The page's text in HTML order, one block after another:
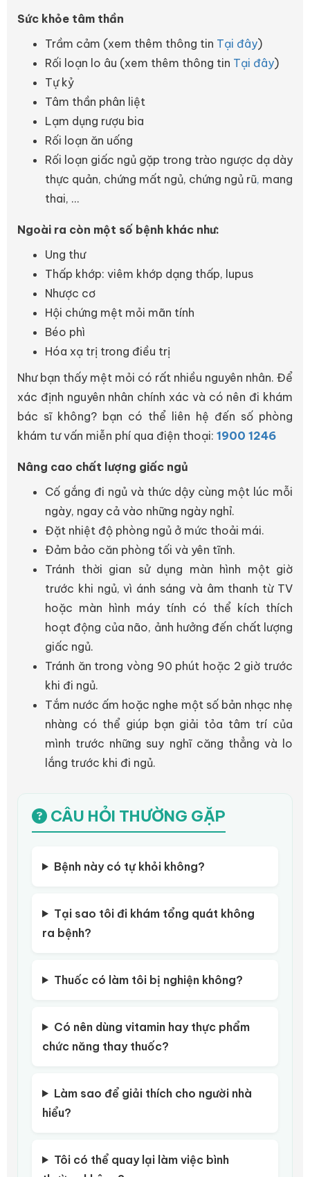
Sức khỏe tâm thần
Trầm cảm (xem thêm thông tin Tại đây)
Rối loạn lo âu (xem thêm thông tin Tại đây)
Tự kỷ
Tâm thần phân liệt
Lạm dụng rượu bia
Rối loạn ăn uống
Rối loạn giấc ngủ gặp trong trào ngược dạ dày
thực quản, chứng mất ngủ, chứng ngủ rũ, mang
thai, ...
Ngoài ra còn một số bệnh khác như:
Ung thư
Thấp khớp: viêm khớp dạng thấp, lupus
Nhược cơ
Hội chứng mệt mỏi mãn tính
Béo phì
Hóa xạ trị trong điều trị
Như bạn thấy mệt mỏi có rất nhiều nguyên nhân. Để
xác định nguyên nhân chính xác và có nên đi khám
bác sĩ không? bạn có thể liên hệ đến số phòng
khám tư vấn miễn phí qua điện thoại: 1900 1246
Nâng cao chất lượng giấc ngủ
Cố gắng đi ngủ và thức dậy cùng một lúc mỗi
ngày, ngay cả vào những ngày nghỉ.
Đặt nhiệt độ phòng ngủ ở mức thoải mái.
Đảm bảo căn phòng tối và yên tĩnh.
Tránh thời gian sử dụng màn hình một giờ
trước khi ngủ, vì ánh sáng và âm thanh từ TV
hoặc màn hình máy tính có thể kích thích
hoạt động của não, ảnh hưởng đến chất lượng
giấc ngủ.
Tránh ăn trong vòng 90 phút hoặc 2 giờ trước
khi đi ngủ.
Tắm nước ấm hoặc nghe một số bản nhạc nhẹ
nhàng có thể giúp bạn giải tỏa tâm trí của
mình trước những suy nghĩ căng thẳng và lo
lắng trước khi đi ngủ.
CÂU HỎI THƯỜNG GẶP
Bệnh này có tự khỏi không?
Tại sao tôi đi khám tổng quát không
ra bệnh?
Thuốc có làm tôi bị nghiện không?
Có nên dùng vitamin hay thực phẩm
chức năng thay thuốc?
Làm sao để giải thích cho người nhà
hiểu?
Tôi có thể quay lại làm việc bình